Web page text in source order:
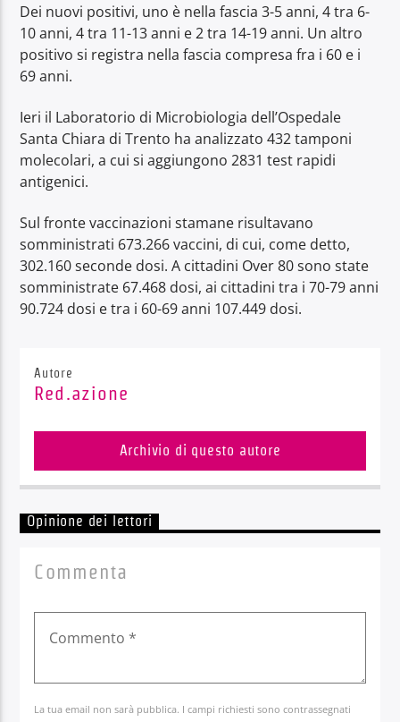
Dei nuovi positivi, uno è nella fascia 3-5 anni, 4 tra 6-
10 anni, 4 tra 11-13 anni e 2 tra 14-19 anni. Un altro
positivo si registra nella fascia compresa fra i 60 e i
69 anni.
Ieri il Laboratorio di Microbiologia dell’Ospedale
Santa Chiara di Trento ha analizzato 432 tamponi
molecolari, a cui si aggiungono 2831 test rapidi
antigenici.
Sul fronte vaccinazioni stamane risultavano
somministrati 673.266 vaccini, di cui, come detto,
302.160 seconde dosi. A cittadini Over 80 sono state
somministrate 67.468 dosi, ai cittadini tra i 70-79 anni
90.724 dosi e tra i 60-69 anni 107.449 dosi.
Autore
Red.azione
Archivio di questo autore
Opinione dei lettori
Commenta
La tua email non sarà pubblica. I campi richiesti sono contrassegnati